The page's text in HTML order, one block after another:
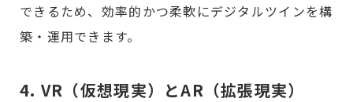
できるため、効率的かつ柔軟にデジタルツインを構
築・運用できます。
4. VR（仮想現実）とAR（拡張現実）